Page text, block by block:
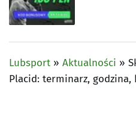
Lubsport » Aktualności »
Placid: terminarz, godzina,